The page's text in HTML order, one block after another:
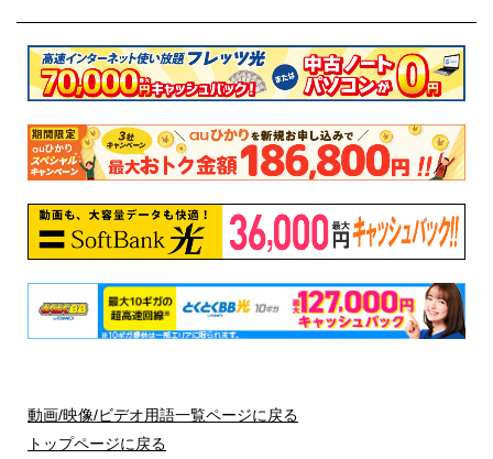
動画/映像/ビデオ用語一覧ページに戻る
トップページに戻る